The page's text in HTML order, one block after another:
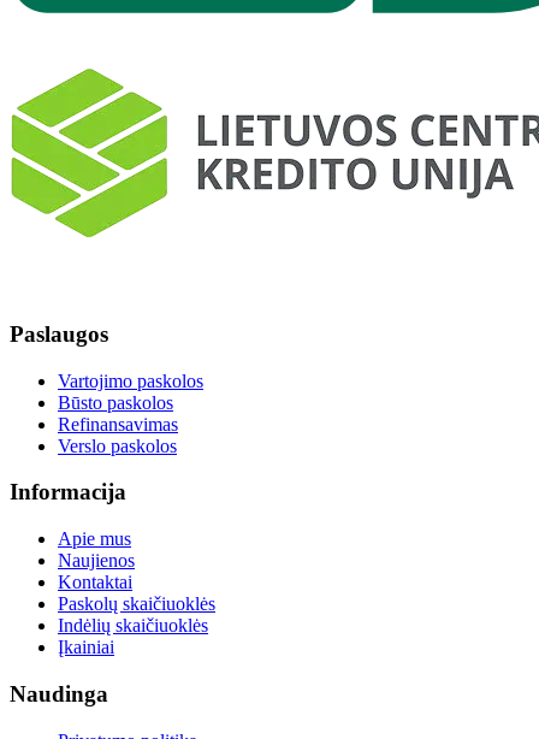
Paslaugos
Vartojimo paskolos
Būsto paskolos
Refinansavimas
Verslo paskolos
Informacija
Apie mus
Naujienos
Kontaktai
Paskolų skaičiuoklės
Indėlių skaičiuoklės
Įkainiai
Naudinga